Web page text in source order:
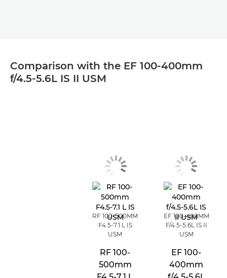
Comparison with the EF 100-400mm
f/4.5-5.6L IS II USM
RF 100-500MM
F4.5-7.1 L IS
USM
RF 100-
500mm
EF 100-400MM
F/4.5-5.6L IS II
USM
EF 100-
400mm